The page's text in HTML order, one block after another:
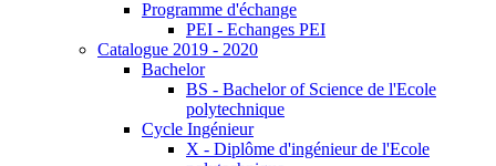
Programme d'échange
PEI - Echanges PEI
Catalogue 2019 - 2020
Bachelor
BS - Bachelor of Science de l'Ecole
polytechnique
Cycle Ingénieur
X - Diplôme d'ingénieur de l'Ecole